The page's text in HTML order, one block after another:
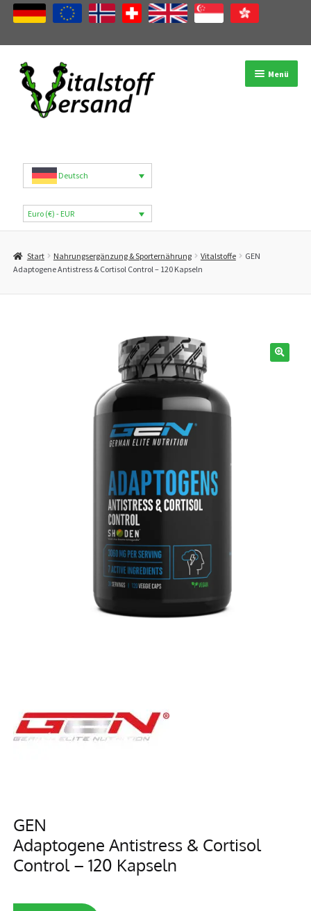
Zur
Navigation
springen
Zum
Inhalt
springen
Menü
Produktkategorien
Marken
B2B
Deutsch
Euro (€) - EUR
Start Nahrungsergänzung & Sporternährung Vitalstoffe
GEN
Adaptogene Antistress & Cortisol Control – 120 Kapseln
GEN
Adaptogene Antistress & Cortisol
Control – 120 Kapseln